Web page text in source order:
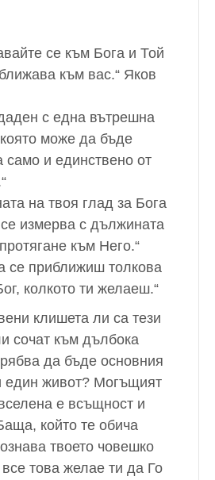
се към Бога и Той
към вас.“ Яков
с една вътрешна
може да бъде
само и единствено от
на твоя глад за Бога
измерва с дължината
към Него.“
се приближиш толкова
колкото ти желаеш.“
клишета ли са тези
сочат към дълбока
да бъде основния
един живот? Могъщият
е всъщност и
който те обича
твоето човешко
това желае ти да Го